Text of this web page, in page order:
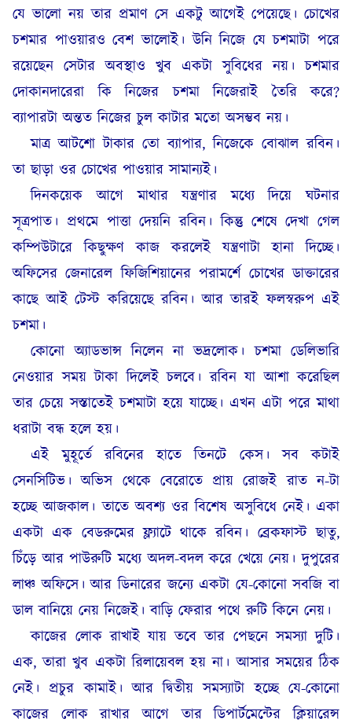
যে ভালো নয় তার প্রমাণ সে একটু আগেই পেয়েছে। চোখের
চশমার পাওয়ারও বেশ ভালোই। উনি নিজে যে চশমাটা পরে
রয়েছেন সেটার অবস্থাও খুব একটা সুবিধের নয়। চশমার
দোকানদারেরা কি নিজের চশমা নিজেরাই তৈরি করে?
ব্যাপারটা অন্তত নিজের চুল কাটার মতো অসম্ভব নয়।
মাত্র আটশো টাকার তো ব্যাপার, নিজেকে বোঝাল রবিন।
তা ছাড়া ওর চোখের পাওয়ার সামান্যই।
দিনকয়েক আগে মাথার যন্ত্রণার মধ্যে দিয়ে ঘটনার
সূত্রপাত। প্রথমে পাত্তা দেয়নি রবিন। কিন্তু শেষে দেখা গেল
কম্পিউটারে কিছুক্ষণ কাজ করলেই যন্ত্রণাটা হানা দিচ্ছে।
অফিসের জেনারেল ফিজিশিয়ানের পরামর্শে চোখের ডাক্তারের
কাছে আই টেস্ট করিয়েছে রবিন। আর তারই ফলস্বরুপ এই
চশমা।
কোনো অ্যাডভান্স নিলেন না ভদ্রলোক। চশমা ডেলিভারি
নেওয়ার সময় টাকা দিলেই চলবে। রবিন যা আশা করেছিল
তার চেয়ে সস্তাতেই চশমাটা হয়ে যাচ্ছে। এখন এটা পরে মাথা
ধরাটা বন্ধ হলে হয়।
এই মুহূর্তে রবিনের হাতে তিনটে কেস। সব কটাই
সেনসিটিভ। অভিস থেকে বেরোতে প্রায় রোজই রাত ন-টা
হচ্ছে আজকাল। তাতে অবশ্য ওর বিশেষ অসুবিধে নেই। একা
একটা এক বেডরুমের ফ্ল্যাটে থাকে রবিন। ব্রেকফাস্ট ছাতু,
চিঁড়ে আর পাউরুটি মধ্যে অদল-বদল করে খেয়ে নেয়। দুপুরের
লাঞ্চ অফিসে। আর ডিনারের জন্যে একটা যে-কোনো সবজি বা
ডাল বানিয়ে নেয় নিজেই। বাড়ি ফেরার পথে রুটি কিনে নেয়।
কাজের লোক রাখাই যায় তবে তার পেছনে সমস্যা দুটি।
এক, তারা খুব একটা রিলায়েবল হয় না। আসার সময়ের ঠিক
নেই। প্রচুর কামাই। আর দ্বিতীয় সমস্যাটা হচ্ছে যে-কোনো
কাজের লোক রাখার আগে তার ডিপার্টমেন্টের ক্লিয়ারেন্স